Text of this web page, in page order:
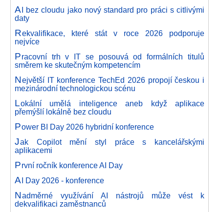
AI bez cloudu jako nový standard pro práci s citlivými
daty
Rekvalifikace, které stát v roce 2026 podporuje
nejvíce
Pracovní trh v IT se posouvá od formálních titulů
směrem ke skutečným kompetencím
Největší IT konference TechEd 2026 propojí českou i
mezinárodní technologickou scénu
Lokální umělá inteligence aneb když aplikace
přemýšlí lokálně bez cloudu
Power BI Day 2026 hybridní konference
Jak Copilot mění styl práce s kancelářskými
aplikacemi
První ročník konference AI Day
AI Day 2026 - konference
Nadměrné využívání AI nástrojů může vést k
dekvalifikaci zaměstnanců